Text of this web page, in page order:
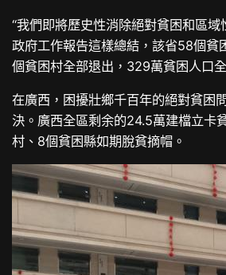
“我們即將歷史性消除絕對貧困和區域
政府工作報告這樣總結，該省58個貧
個貧困村全部退出，329萬貧困人口
在廣西，困擾壯鄉千百年的絕對貧困
決。廣西全區剩余的24.5萬建檔立卡
村、8個貧困縣如期脫貧摘帽。